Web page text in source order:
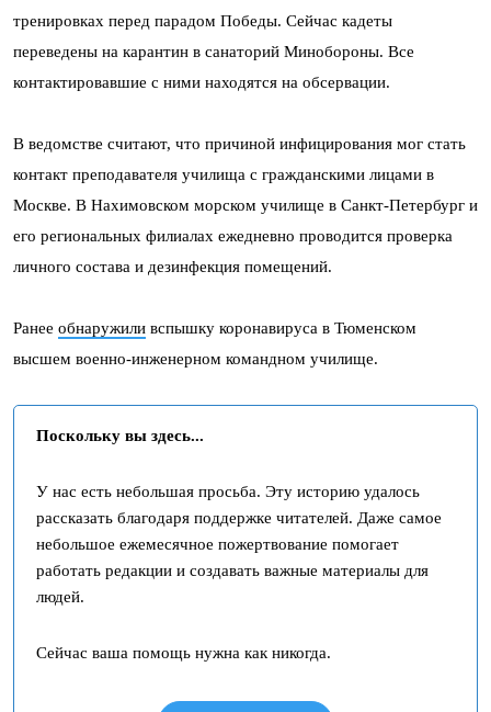
тренировках перед парадом Победы. Сейчас кадеты
переведены на карантин в санаторий Минобороны. Все
контактировавшие с ними находятся на обсервации.
В ведомстве считают, что причиной инфицирования мог стать
контакт преподавателя училища с гражданскими лицами в
Москве. В Нахимовском морском училище в Санкт-Петербург и
его региональных филиалах ежедневно проводится проверка
личного состава и дезинфекция помещений.
Ранее обнаружили вспышку коронавируса в Тюменском
высшем военно-инженерном командном училище.
Поскольку вы здесь...
У нас есть небольшая просьба. Эту историю удалось
рассказать благодаря поддержке читателей. Даже самое
небольшое ежемесячное пожертвование помогает
работать редакции и создавать важные материалы для
людей.
Сейчас ваша помощь нужна как никогда.